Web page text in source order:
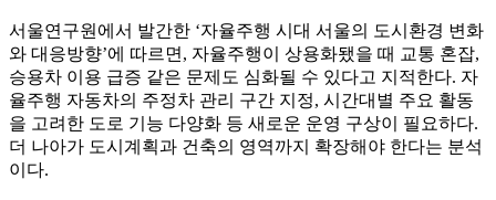
서울연구원에서 발간한 ‘자율주행 시대 서울의 도시환경 변화
와 대응방향’에 따르면, 자율주행이 상용화됐을 때 교통 혼잡,
승용차 이용 급증 같은 문제도 심화될 수 있다고 지적한다. 자
율주행 자동차의 주정차 관리 구간 지정, 시간대별 주요 활동
을 고려한 도로 기능 다양화 등 새로운 운영 구상이 필요하다.
더 나아가 도시계획과 건축의 영역까지 확장해야 한다는 분석
이다.